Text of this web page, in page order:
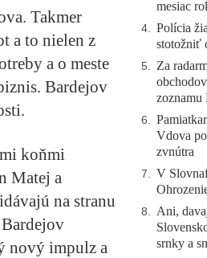
Takmer
a to nielen z
a o meste
Bardejov
koňmi
Matej a
na stranu
nový impulz a
mesiac
4. Polícia
stotožniť
5. Za
zoznamu
6.
Vdova
zvnútra
7. V
8. Ani,
srnky a